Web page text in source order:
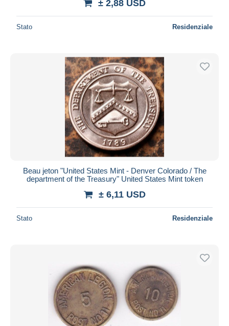
± 2,88 USD
Stato Residenziale
Beau jeton "United States Mint - Denver Colorado / The
department of the Treasury" United States Mint token
± 6,11 USD
Stato Residenziale